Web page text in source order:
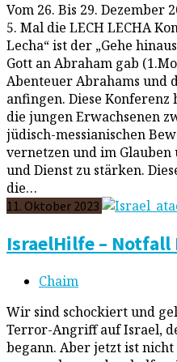
Vom 26. Bis 29. Dezember
5. Mal die LECH LECHA
Lecha“ ist der „Gehe
Gott an Abraham gab
Abenteuer Abrahams und
anfingen. Diese Konferenz
die jungen Erwachsenen
jüdisch-messianischen
vernetzen und im
und Dienst zu stärken.
die…
11. Oktober 2023
IsraelHilfe – Notfall
Chaim
Wir sind schockiert und
Terror-Angriff auf Israel,
begann. Aber jetzt ist